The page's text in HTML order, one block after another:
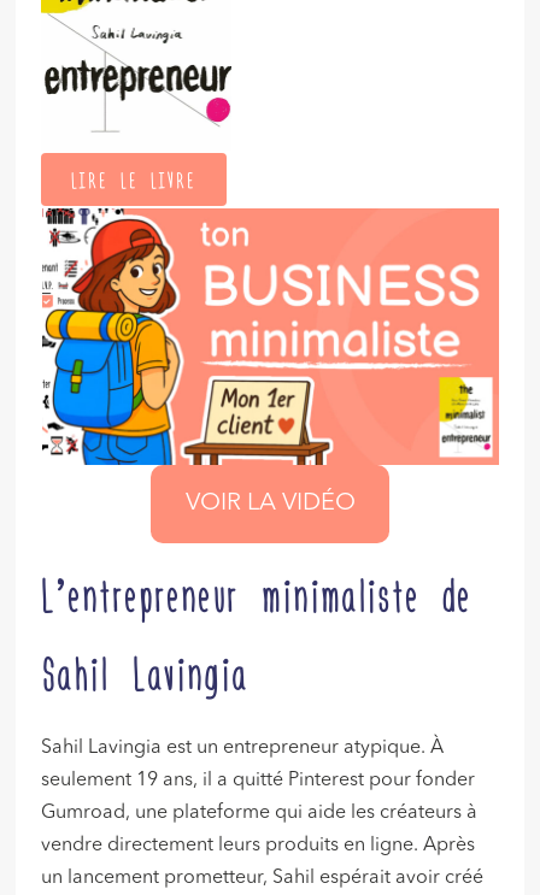
LIRE LE LIVRE
VOIR LA VIDÉO
L’entrepreneur minimaliste de
Sahil Lavingia
Sahil Lavingia est un entrepreneur atypique. À
seulement 19 ans, il a quitté Pinterest pour fonder
Gumroad, une plateforme qui aide les créateurs à
vendre directement leurs produits en ligne. Après
un lancement prometteur, Sahil espérait avoir créé